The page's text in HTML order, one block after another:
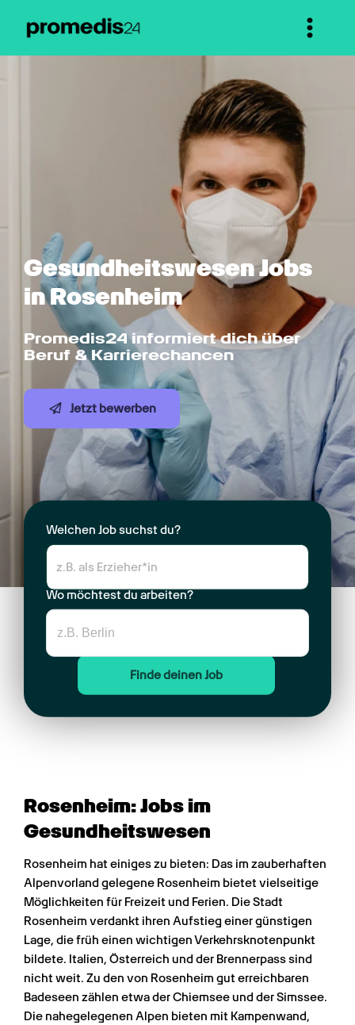
Gesundheits­wesen Jobs
in Rosenheim
Promedis24 informiert dich über
Beruf & Karrierechancen
Jetzt bewerben
Welchen Job suchst du?
Wo möchtest du arbeiten?
Finde deinen Job
Rosenheim: Jobs im
Gesundheits­wesen
Rosenheim hat einiges zu bieten: Das im zauberhaften
Alpenvorland gelegene Rosenheim bietet vielseitige
Möglichkeiten für Freizeit und Ferien. Die Stadt
Rosenheim verdankt ihren Aufstieg einer günstigen
Lage, die früh einen wichtigen Verkehrsknotenpunkt
bildete. Italien, Österreich und der Brennerpass sind
nicht weit. Zu den von Rosenheim gut erreichbaren
Badeseen zählen etwa der Chiemsee und der Simssee.
Die nahegelegenen Alpen bieten mit Kampenwand,